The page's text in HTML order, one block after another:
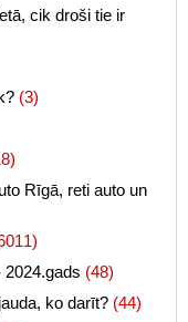
cik droši tie ir
(3)
Rīgā, reti auto un
(48)
ko darīt? (44)